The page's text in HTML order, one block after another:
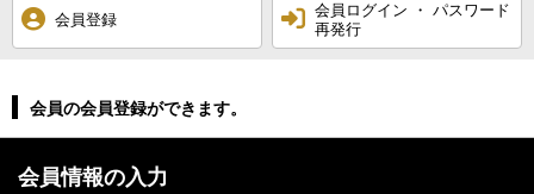
会員登録
会員ログイン ・ パスワード
再発行
会員の会員登録ができます。
会員情報の入力